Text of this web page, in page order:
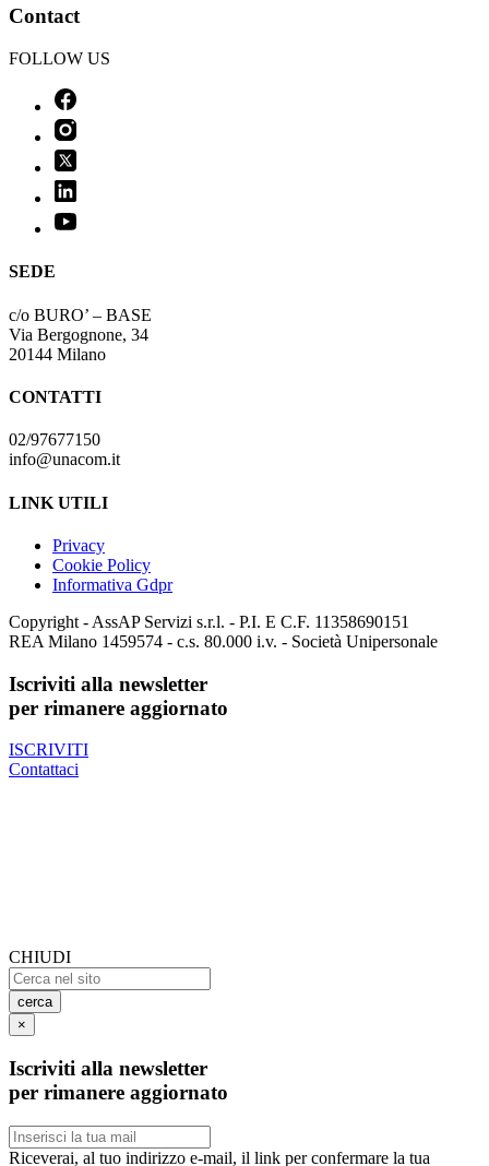
Contact
FOLLOW US
SEDE
c/o BURO’ – BASE
Via Bergognone, 34
20144 Milano
CONTATTI
02/97677150
info@unacom.it
LINK UTILI
Privacy
Cookie Policy
Informativa Gdpr
Copyright - AssAP Servizi s.r.l. - P.I. E C.F. 11358690151
REA Milano 1459574 - c.s. 80.000 i.v. - Società Unipersonale
Iscriviti alla newsletter
per rimanere aggiornato
ISCRIVITI
Contattaci
CHIUDI
cerca
×
Iscriviti alla newsletter
per rimanere aggiornato
Riceverai, al tuo indirizzo e-mail, il link per confermare la tua